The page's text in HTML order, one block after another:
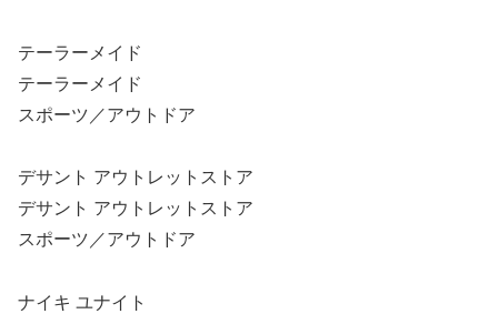
テーラーメイド
テーラーメイド
スポーツ／アウトドア
デサント アウトレットストア
デサント アウトレットストア
スポーツ／アウトドア
ナイキ ユナイト